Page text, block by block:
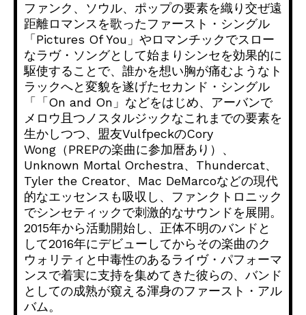
ファンク、ソウル、ポップの要素を織り交ぜ遠
距離ロマンスを歌ったファースト・シングル
「Pictures Of You」やロマンチックでスロー
なラヴ・ソングとして始まりシンセを効果的に
駆使することで、誰かを想い胸が痛むようなト
ラックへと変貌を遂げたセカンド・シングル
「「On and On」などをはじめ、アーバンで
メロウ且つノスタルジックなこれまでの要素を
生かしつつ、盟友VulfpeckのCory
Wong（PREPの楽曲に参加暦あり）、
Unknown Mortal Orchestra、Thundercat、
Tyler the Creator、Mac DeMarcoなどの現代
的なエッセンスも吸収し、ファンクトロニック
でシンセティックで刺激的なサウンドを展開。
2015年から活動開始し、正体不明のバンドと
して2016年にデビューしてからその楽曲のク
ウォリティと中毒性のあるライヴ・パフォーマ
ンスで着実に支持を集めてきた彼らの、バンド
としての成熟が窺える渾身のファースト・アル
バム。